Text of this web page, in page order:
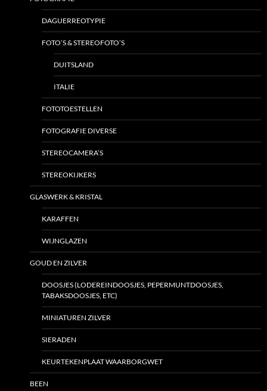
DAGUERREOTYPIE
FOTO’S & STEREOFOTO’S
DUITSLAND
ITALIE
FOTOTOESTELLEN
FOTOGRAFIE DIVERSE
STEREOCAMERA’S
STEREOKIJKERS
GLASWERK & KRISTAL
KARAFFEN
WIJNGLAZEN
GOUD EN ZILVER
DOOSJES (LODEREINDOOSJES, PEPERMUNTDOOSJES,
TABAKSDOOSJES, ETC)
MINIATUREN ZILVER
SIERADEN
KEURTEKENPLAAT WAARBORGWET
BEEN